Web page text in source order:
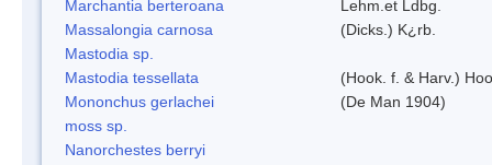
Marchantia berteroana
Lehm.et Ldbg.
Massalongia carnosa
(Dicks.) K¿rb.
Mastodia sp.
Mastodia tessellata
(Hook. f. & Harv.)
Mononchus gerlachei
(De Man 1904)
moss sp.
Nanorchestes berryi